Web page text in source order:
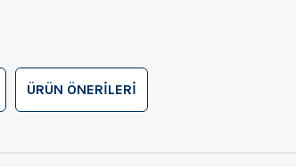
ÜRÜN ÖNERILERI